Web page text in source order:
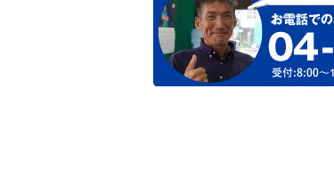
ョ
ン